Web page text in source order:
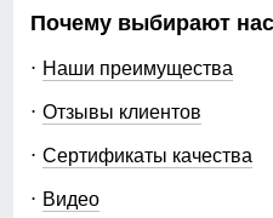
Почему выбирают нас
Наши преимущества
Отзывы клиентов
Сертификаты качества
Видео